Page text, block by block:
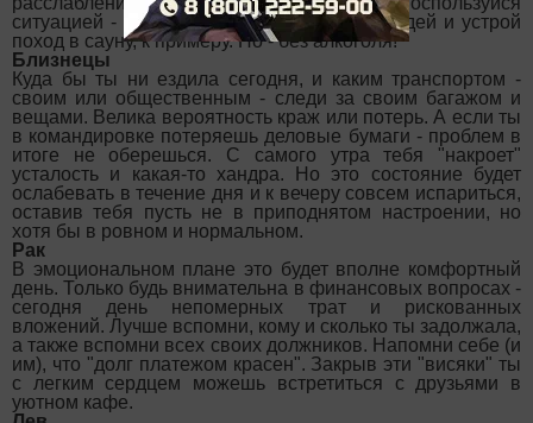
ситуацией - созови близких и желанных людей и устрой
поход в сауну, к примеру. Но - без алкоголя!
Близнецы
Куда бы ты ни ездила сегодня, и каким транспортом -
своим или общественным - следи за своим багажом и
вещами. Велика вероятность краж или потерь. А если ты
в командировке потеряешь деловые бумаги - проблем в
итоге не оберешься. С самого утра тебя "накроет"
усталость и какая-то хандра. Но это состояние будет
ослабевать в течение дня и к вечеру совсем испариться,
оставив тебя пусть не в приподнятом настроении, но
хотя бы в ровном и нормальном.
Рак
В эмоциональном плане это будет вполне комфортный
день. Только будь внимательна в финансовых вопросах -
сегодня день непомерных трат и рискованных
вложений. Лучше вспомни, кому и сколько ты задолжала,
а также вспомни всех своих должников. Напомни себе (и
им), что "долг платежом красен". Закрыв эти "висяки" ты
с легким сердцем можешь встретиться с друзьями в
уютном кафе.